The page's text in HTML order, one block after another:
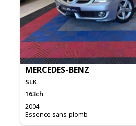
MERCEDES-BENZ
SLK
163ch
2004
Essence sans plomb